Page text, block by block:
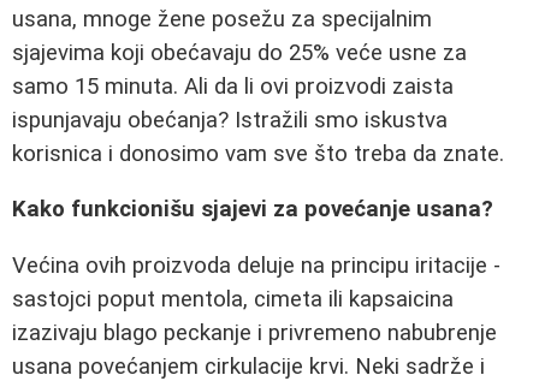
usana, mnoge žene posežu za specijalnim
sjajevima koji obećavaju do 25% veće usne za
samo 15 minuta. Ali da li ovi proizvodi zaista
ispunjavaju obećanja? Istražili smo iskustva
korisnica i donosimo vam sve što treba da znate.
Kako funkcionišu sjajevi za povećanje usana?
Većina ovih proizvoda deluje na principu iritacije -
sastojci poput mentola, cimeta ili kapsaicina
izazivaju blago peckanje i privremeno nabubrenje
usana povećanjem cirkulacije krvi. Neki sadrže i